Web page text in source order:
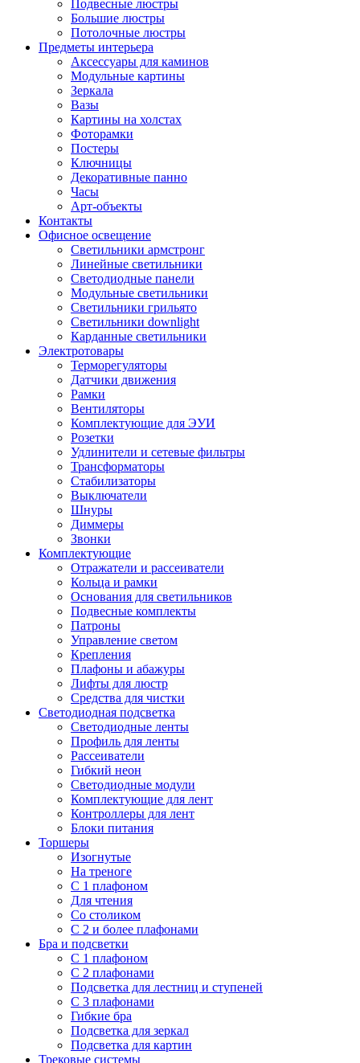
Подвесные люстры
Большие люстры
Потолочные люстры
Предметы интерьера
Аксессуары для каминов
Модульные картины
Зеркала
Вазы
Картины на холстах
Фоторамки
Постеры
Ключницы
Декоративные панно
Часы
Арт-объекты
Контакты
Офисное освещение
Светильники армстронг
Линейные светильники
Светодиодные панели
Модульные светильники
Светильники грильято
Светильники downlight
Карданные светильники
Электротовары
Терморегуляторы
Датчики движения
Рамки
Вентиляторы
Комплектующие для ЭУИ
Розетки
Удлинители и сетевые фильтры
Трансформаторы
Стабилизаторы
Выключатели
Шнуры
Диммеры
Звонки
Комплектующие
Отражатели и рассеиватели
Кольца и рамки
Основания для светильников
Подвесные комплекты
Патроны
Управление светом
Крепления
Плафоны и абажуры
Лифты для люстр
Средства для чистки
Светодиодная подсветка
Светодиодные ленты
Профиль для ленты
Рассеиватели
Гибкий неон
Светодиодные модули
Комплектующие для лент
Контроллеры для лент
Блоки питания
Торшеры
Изогнутые
На треноге
С 1 плафоном
Для чтения
Со столиком
С 2 и более плафонами
Бра и подсветки
С 1 плафоном
С 2 плафонами
Подсветка для лестниц и ступеней
С 3 плафонами
Гибкие бра
Подсветка для зеркал
Подсветка для картин
Трековые системы